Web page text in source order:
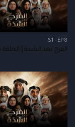
S1 - EP8
الفرج بعد الشدة | الحلقة 08